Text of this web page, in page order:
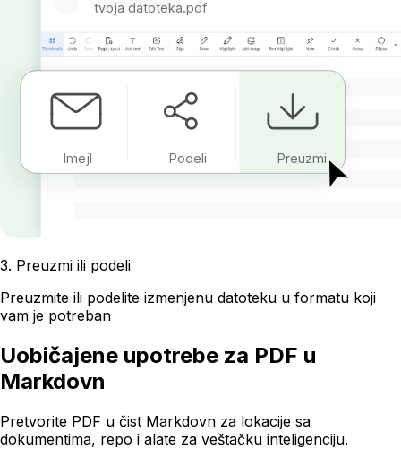
tvoja datoteka.pdf
Imejl Podeli Preuzmi
3. Preuzmi ili podeli
Preuzmite ili podelite izmenjenu datoteku u formatu koji
vam je potreban
Uobičajene upotrebe za PDF u
Markdovn
Pretvorite PDF u čist Markdovn za lokacije sa
dokumentima, repo i alate za veštačku inteligenciju.